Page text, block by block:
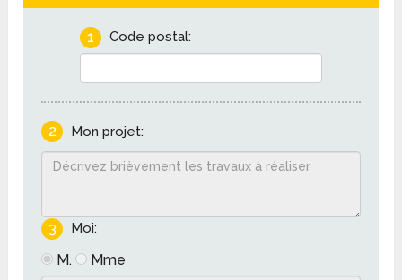
1 Code postal:
2 Mon projet:
3 Moi:
M. Mme